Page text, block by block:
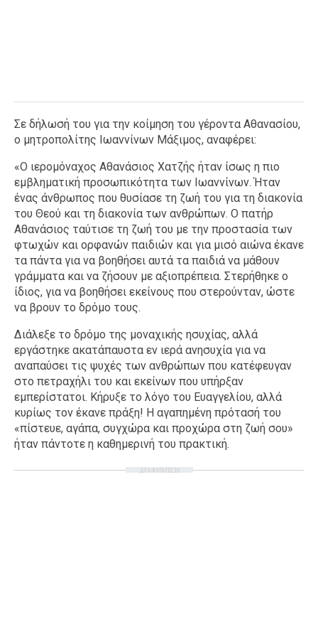
Σε δήλωσή του για την κοίμηση του γέροντα Αθανασίου,
ο μητροπολίτης Ιωαννίνων Μάξιμος, αναφέρει:
«Ο ιερομόναχος Αθανάσιος Χατζής ήταν ίσως η πιο
εμβληματική προσωπικότητα των Ιωαννίνων. Ήταν
ένας άνθρωπος που θυσίασε τη ζωή του για τη διακονία
του Θεού και τη διακονία των ανθρώπων. Ο πατήρ
Αθανάσιος ταύτισε τη ζωή του με την προστασία των
φτωχών και ορφανών παιδιών και για μισό αιώνα έκανε
τα πάντα για να βοηθήσει αυτά τα παιδιά να μάθουν
γράμματα και να ζήσουν με αξιοπρέπεια. Στερήθηκε ο
ίδιος, για να βοηθήσει εκείνους που στερούνταν, ώστε
να βρουν το δρόμο τους.
Διάλεξε το δρόμο της μοναχικής ησυχίας, αλλά
εργάστηκε ακατάπαυστα εν ιερά ανησυχία για να
αναπαύσει τις ψυχές των ανθρώπων που κατέφευγαν
στο πετραχήλι του και εκείνων που υπήρξαν
εμπερίστατοι. Κήρυξε το λόγο του Ευαγγελίου, αλλά
κυρίως τον έκανε πράξη! Η αγαπημένη πρότασή του
«πίστευε, αγάπα, συγχώρα και προχώρα στη ζωή σου»
ήταν πάντοτε η καθημερινή του πρακτική.
ΔΙΑΦΗΜΙΣΗ